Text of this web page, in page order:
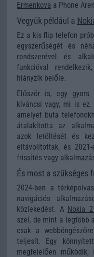
Ermenkova a Phone
Vegyük például a
Ez a kis flip telefon
egyszerűségét és
rendszerével és
funkcióval
hiányzik belőle.
Először is, egy gyors
kíváncsi vagy, mi is ez.
amelyet buta
átalakította az
azok letöltését és
eltávolítottak, és
frissítés vagy
És most a szükséges
2024-ben a
navigációs
közlekedést. A Nokia
szel, de mint a legtöbb
csak a
teljesít. Egy
megfelelően működik,